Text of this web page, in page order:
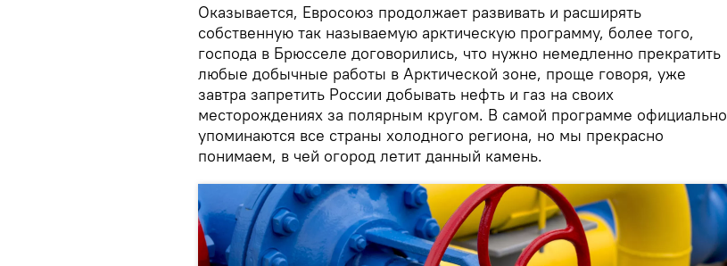
Оказывается, Евросоюз продолжает развивать и расширять
собственную так называемую арктическую программу, более того,
господа в Брюсселе договорились, что нужно немедленно прекратить
любые добычные работы в Арктической зоне, проще говоря, уже
завтра запретить России добывать нефть и газ на своих
месторождениях за полярным кругом. В самой программе официально
упоминаются все страны холодного региона, но мы прекрасно
понимаем, в чей огород летит данный камень.